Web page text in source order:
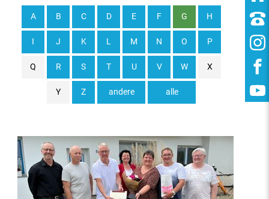
alle
A B C D E F G H
I J K L M N O P
Q R S T U V W X
Y Z andere